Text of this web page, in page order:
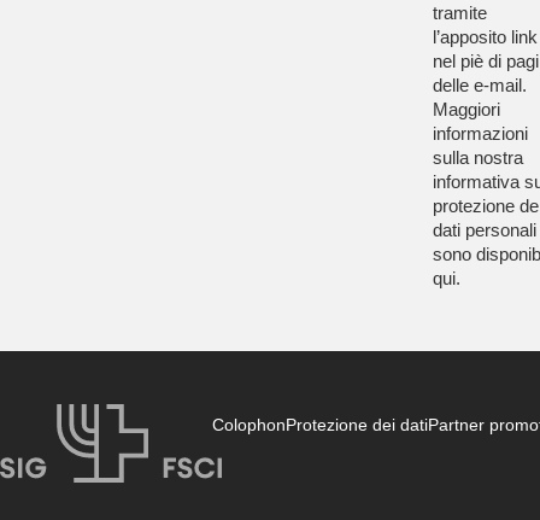
tramite
l’apposito link
nel piè di
delle e-mail.
Maggiori
informazioni
sulla nostra
informativa
protezione
dati personali
sono
qui.
ColophonProtezione dei datiPartner